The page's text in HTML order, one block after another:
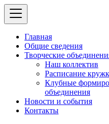
Главная
Общие сведения
Творческие
Наш коллектив
Расписание
Клубные
объединения
Новости и события
Контакты